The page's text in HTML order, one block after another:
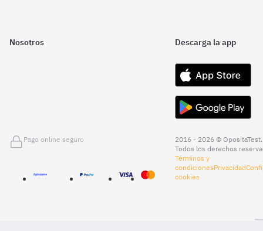
Nosotros Descarga la app
Pago online seguro
2016 - 2026 © OpositaTest.
Todos los derechos
Términos y
condicionesPrivacidad
cookies